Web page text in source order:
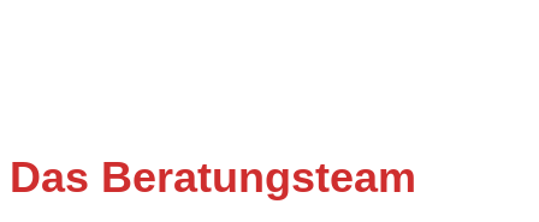
Das Beratungsteam